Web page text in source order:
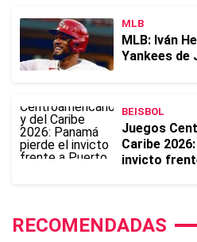
MLB
MLB: Iván
Yankees de
BEISBOL
Juegos
Caribe
invicto
RECOMENDADAS